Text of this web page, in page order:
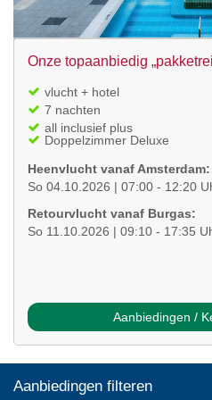
Onze topaanbiedig
vlucht + hotel
7 nachten
all inclusief plus
Doppelzimmer Deluxe
Heenvlucht vanaf Amsterdam:
So 04.10.2026 | 07:00 - 12:20
Retourvlucht vanaf Burgas:
So 11.10.2026 | 09:10 - 17:35
Aanbiedingen /
Aanbiedingen filteren